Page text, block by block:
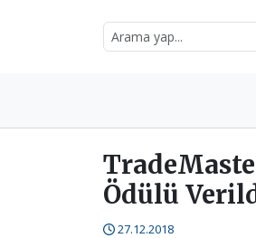
Ödülü
27.12.2018